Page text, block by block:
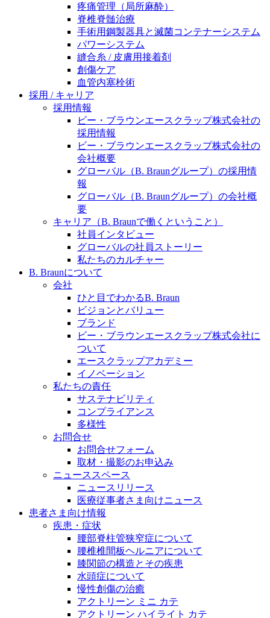
販売代理店さま向け情報​
お問合せ先、価格情報、E-Shopのご案内など販売店さ
ま向けの情報スペースです。
水頭症について
「水頭症」とはどのような疾患なのでしょう。成人に
多い水頭症と、小児に多い水頭症の特徴と症状、検査
や治療法など「水頭症」の概要を知っていただくこと
ができます。
エースクラップアカデミー
医療に携わるあらゆる方々に、学びと情報共有の場を
提供していくことを目指します。
お問合せフォームより、ご質問をお送りください。
疼痛管理（局所麻酔）
脊椎脊髄治療
手術用鋼製器具と滅菌コンテナーシステム
パワーシステム
縫合糸 / 皮膚用接着剤
創傷ケア
血管内塞栓術
採用 / キャリア
採用情報
ビー・ブラウンエースクラップ株式会社の
採用情報
ビー・ブラウンエースクラップ株式会社の
会社概要
グローバル（B. Braunグループ）の採用情
報
グローバル（B. Braunグループ）の会社概
要
キャリア（B. Braunで働くということ）
社員インタビュー
グローバルの社員ストーリー
私たちのカルチャー
B. Braunについて
会社
ひと目でわかるB. Braun
ビジョンとバリュー
ブランド
ビー・ブラウンエースクラップ株式会社に
ついて
エースクラップアカデミー
イノベーション
私たちの責任
サステナビリティ
コンプライアンス
多様性
お問合せ
お問合せフォーム
取材・撮影のお申込み
ニューススペース
ニュースリリース
医療従事者さま向けニュース
患者さま向け情報
疾患・症状
腰部脊柱管狭窄症について
腰椎椎間板ヘルニアについて
膝関節の構造とその疾患
水頭症について
慢性創傷の治癒
アクトリーン ミニ カテ
アクトリーン ハイライト カテ